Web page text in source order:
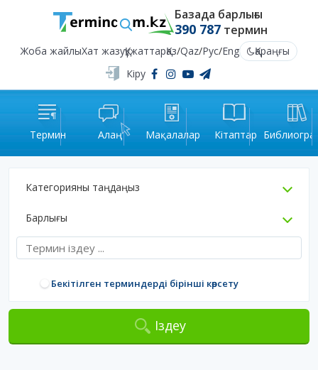
Базада барлығы
390 787термин
Жоба жайлыХат жазуҚұжаттарҚаз/Qaz/Рус/Eng
Қараңғы
Кіру
Термин Алаң Мақалалар Кітаптар
Категорияны таңдаңыз
Барлығы
Бекітілген терминдерді бірінші көрсету
Іздеу